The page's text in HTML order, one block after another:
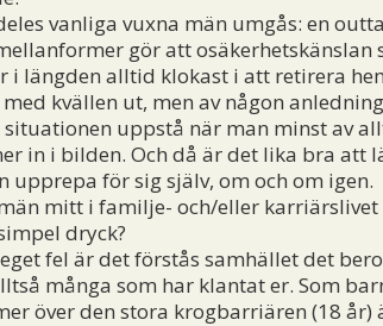
vanliga vuxna män umgås: en
gör att
i längden alltid klokast i att retirera
kvällen ut, men av någon
uppstå när man minst av
in i bilden. Och då är det lika bra att
upprepa för sig själv, om och om igen.
mitt i familje- och/eller
dryck?
fel är det förstås samhället det
många som har klantat er. Som
över den stora krogbarriären (18